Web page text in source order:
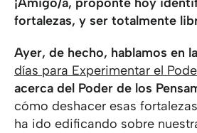
fortalezas, y ser totalmente
Ayer, de hecho, hablamos en la
días para Experimentar el
acerca del Poder de los
cómo deshacer esas
ha ido edificando sobre